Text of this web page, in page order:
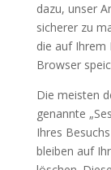
dazu, unser
sicherer zu
die auf Ihrem
Browser
Die meisten
genannte
Ihres
bleiben auf